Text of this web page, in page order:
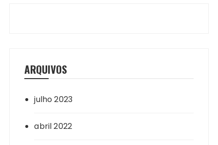
ARQUIVOS
julho 2023
abril 2022